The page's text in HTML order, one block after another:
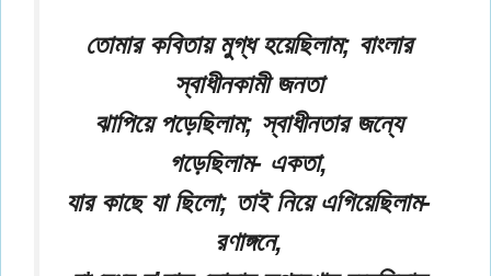
তোমার কবিতায় মুগ্ধ হয়েছিলাম; বাংলার
স্বাধীনকামী জনতা
ঝাপিয়ে পড়েছিলাম; স্বাধীনতার জন্যে
গড়েছিলাম- একতা,
যার কাছে যা ছিলো; তাই নিয়ে এগিয়েছিলাম-
রণাঙ্গনে,